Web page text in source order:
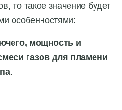
то такое значение будет
особенностями:
мощность и
газов для пламени
.